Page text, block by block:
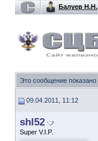
Балуев Н.Н.
Это сообщение
09.04.2011, 11:12
shl52
Super V.I.P.